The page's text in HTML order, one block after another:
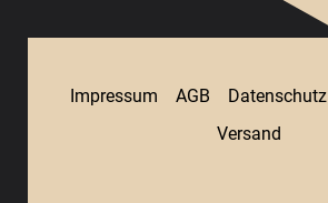
Impressum AGB Datenschutz
Versand